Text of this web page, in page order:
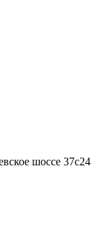
шоссе 37с24